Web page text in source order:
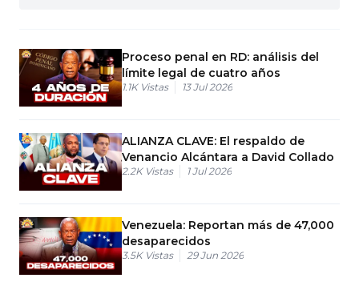
Proceso penal en RD: análisis del
límite legal de cuatro años
1.1K Vistas 13 Jul 2026
ALIANZA CLAVE: El respaldo de
Venancio Alcántara a David Collado
2.2K Vistas 1 Jul 2026
Venezuela: Reportan más de 47,000
desaparecidos
3.5K Vistas 29 Jun 2026